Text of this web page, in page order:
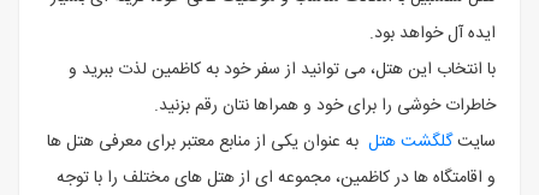
ایده‌ آل خواهد بود.
با انتخاب این هتل، می ‌توانید از سفر خود به کاظمین لذت ببرید و
خاطرات خوشی را برای خود و همراها نتان رقم بزنید.
سایتگلگشت هتل به عنوان یکی از منابع معتبر برای معرفی هتل ‌ها
و اقامتگاه ‌ها در کاظمین، مجموعه‌ ای از هتل‌ های مختلف را با توجه